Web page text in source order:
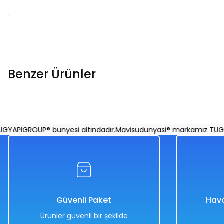
Benzer Ürünler
3+ Yaş Pro Scooter Turuncu Işıklı 50 Kg Taşıma Kapasiteli
1.829,00 TL
bünyesi altındadır.Mavisudunyasi® markamız
Güvenli Paket
Ürünler güvenli bir şekilde